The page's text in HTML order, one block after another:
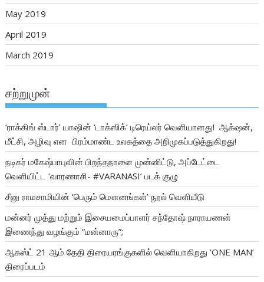
May 2019
April 2019
March 2019
சற்றுமுன்
‘ராக்கிங் ஸ்டார்’ யாஷின் ‘டாக்ஸிக்’ டிரெய்லர் வெளியானது! ஆக்‌ஷன்,
மீட்சி, அழிவு என பிரம்மாண்ட உலகத்தை அறிமுகப்படுத்துகிறது!
நடிகர் மகேஷ்பாபுவின் பிறந்தநாளை முன்னிட்டு, அப்டேட்டை
வெளியிட்ட ‘வாரணாசி- #VARANASI’ படக் குழு
சீனு ராமசாமியின் ‘பெரும் மௌனங்கள்’ நூல் வெளியீடு
மன்னர் முத்து மற்றும் இசையமைப்பாளர் சந்தோஷ் நாராயணன்
இணைந்து வழங்கும் “மன்னாரு”;
ஆகஸ்ட் 21 ஆம் தேதி திரையரங்குகளில் வெளியாகிறது ‘ONE MAN’
திரைப்படம்